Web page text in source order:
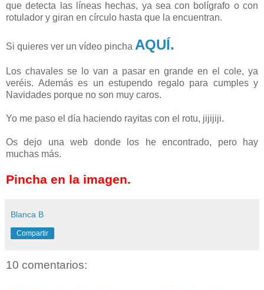
que detecta las líneas hechas, ya sea con bolígrafo o con
rotulador y giran en círculo hasta que la encuentran.
Si quieres ver un vídeo pincha AQUÍ.
Los chavales se lo van a pasar en grande en el cole, ya
veréis. Además es un estupendo regalo para cumples y
Navidades porque no son muy caros.
Yo me paso el día haciendo rayitas con el rotu, jijijiji.
Os dejo una web donde los he encontrado, pero hay
muchas más.
Pincha en la imagen.
Blanca B
Compartir
10 comentarios: